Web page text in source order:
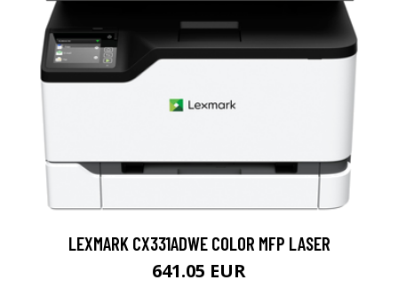
LEXMARK CX331ADWE COLOR MFP LASER
641.05 EUR